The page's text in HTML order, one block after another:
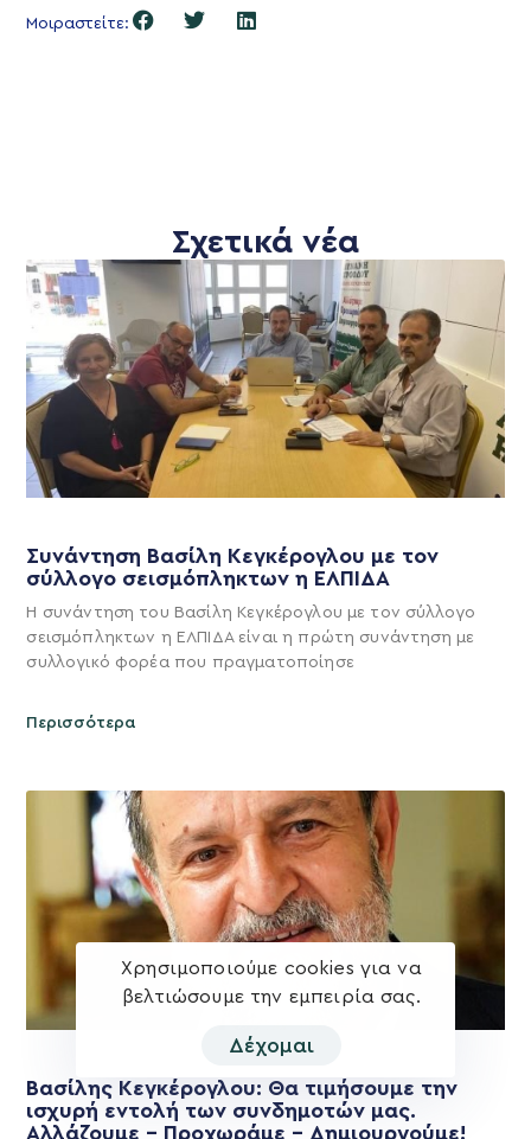
Μοιραστείτε:
Σχετικά νέα
Συνάντηση Βασίλη Κεγκέρογλου με τον
σύλλογο σεισμόπληκτων η ΕΛΠΙΔΑ
Η συνάντηση του Βασίλη Κεγκέρογλου με τον σύλλογο
σεισμόπληκτων η ΕΛΠΙΔΑ είναι η πρώτη συνάντηση με
συλλογικό φορέα που πραγματοποίησε
Περισσότερα
Βασίλης Κεγκέρογλου: Θα τιμήσουμε την
ισχυρή εντολή των συνδημοτών μας.
Αλλάζουμε – Προχωράμε – Δημιουργούμε!
Χρησιμοποιούμε cookies για να
βελτιώσουμε την εμπειρία σας.
Δέχομαι